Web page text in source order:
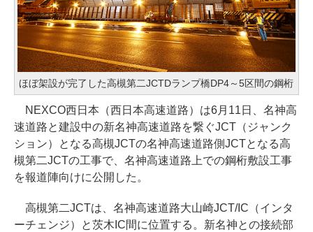
ほぼ架設が完了した高槻第二JCTDランプ橋DP4～5区間の鋼桁
NEXCO西日本（西日本高速道路）は6月11日、名神高
速道路と建設中の新名神高速道路を繋ぐJCT（ジャンク
ション）となる高槻JCTの名神高速道路側JCTとなる高
槻第二JCTの工事で、名神高速道路上での鋼桁敷設工事
を報道陣向けに公開した。
高槻第二JCTは、名神高速道路大山崎JCT/IC（インタ
ーチェンジ）と茨木IC間に位置する。新名神との接続部